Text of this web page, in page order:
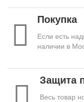
Покупка
Если есть
наличии в
Защита
Весь товар